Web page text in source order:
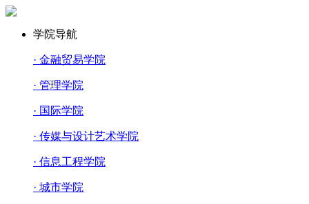
学院导航
· 金融贸易学院
· 管理学院
· 国际学院
· 传媒与设计艺术学院
· 信息工程学院
· 城市学院